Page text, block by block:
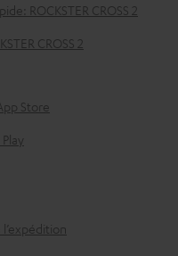
ROCKSTER CROSS 2
CROSS 2
Store